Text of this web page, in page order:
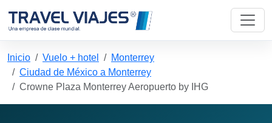
Inicio Vuelo + hotel
Monterrey
Ciudad de México a Monterrey
Crowne Plaza Monterrey Aeropuerto by IHG